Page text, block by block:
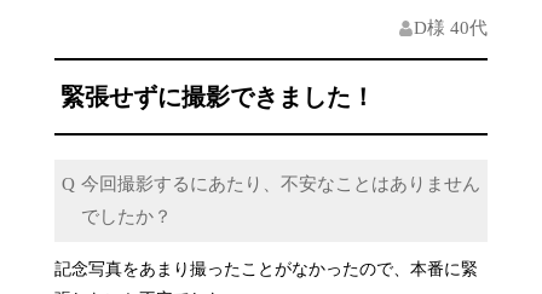
D様 40代
緊張せずに撮影できました！
今回撮影するにあたり、不安なことはありません
でしたか？
記念写真をあまり撮ったことがなかったので、本番に緊